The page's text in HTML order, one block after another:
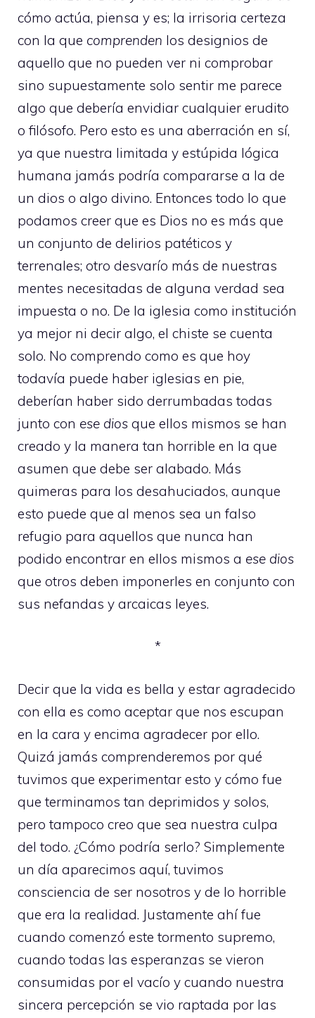
cómo actúa, piensa y es; la irrisoria certeza
con la que comprenden los designios de
aquello que no pueden ver ni comprobar
sino supuestamente solo sentir me parece
algo que debería envidiar cualquier erudito
o filósofo. Pero esto es una aberración en sí,
ya que nuestra limitada y estúpida lógica
humana jamás podría compararse a la de
un dios o algo divino. Entonces todo lo que
podamos creer que es Dios no es más que
un conjunto de delirios patéticos y
terrenales; otro desvarío más de nuestras
mentes necesitadas de alguna verdad sea
impuesta o no. De la iglesia como institución
ya mejor ni decir algo, el chiste se cuenta
solo. No comprendo como es que hoy
todavía puede haber iglesias en pie,
deberían haber sido derrumbadas todas
junto con ese dios que ellos mismos se han
creado y la manera tan horrible en la que
asumen que debe ser alabado. Más
quimeras para los desahuciados, aunque
esto puede que al menos sea un falso
refugio para aquellos que nunca han
podido encontrar en ellos mismos a ese dios
que otros deben imponerles en conjunto con
sus nefandas y arcaicas leyes.
*
Decir que la vida es bella y estar agradecido
con ella es como aceptar que nos escupan
en la cara y encima agradecer por ello.
Quizá jamás comprenderemos por qué
tuvimos que experimentar esto y cómo fue
que terminamos tan deprimidos y solos,
pero tampoco creo que sea nuestra culpa
del todo. ¿Cómo podría serlo? Simplemente
un día aparecimos aquí, tuvimos
consciencia de ser nosotros y de lo horrible
que era la realidad. Justamente ahí fue
cuando comenzó este tormento supremo,
cuando todas las esperanzas se vieron
consumidas por el vacío y cuando nuestra
sincera percepción se vio raptada por las